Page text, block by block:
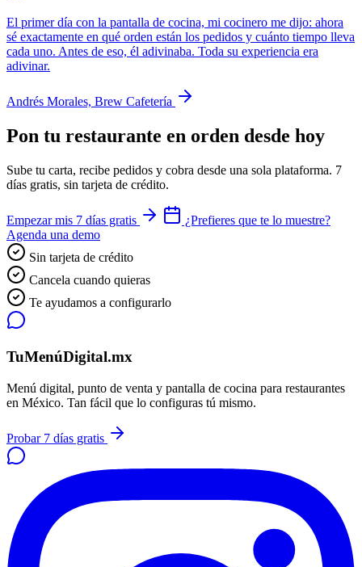
El primer día con la pantalla de cocina, mi cocinero me dijo: ahora
sé exactamente en qué orden están los pedidos y cuánto tiempo lleva
cada uno. Antes de eso, él adivinaba. Toda su experiencia era
adivinar.
Andrés Morales, Brew Cafetería
Pon tu restaurante en orden desde hoy
Sube tu carta, recibe pedidos y cobra desde una sola plataforma. 7
días gratis, sin tarjeta de crédito.
Empezar mis 7 días gratis
¿Prefieres que te lo muestre?
Agenda una demo
Sin tarjeta de crédito
Cancela cuando quieras
Te ayudamos a configurarlo
TuMenúDigital.mx
Menú digital, punto de venta y pantalla de cocina para restaurantes
en México. Tan fácil que lo configuras tú mismo.
Probar 7 días gratis